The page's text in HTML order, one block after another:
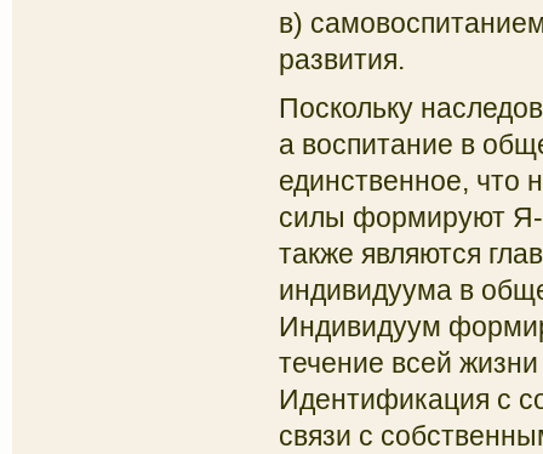
в)
развития.
Поскольку
а воспитание в
единственное, что
силы формируют Я-
также являются
индивидуума в
Индивидуум
течение всей
Идентификация с
связи с